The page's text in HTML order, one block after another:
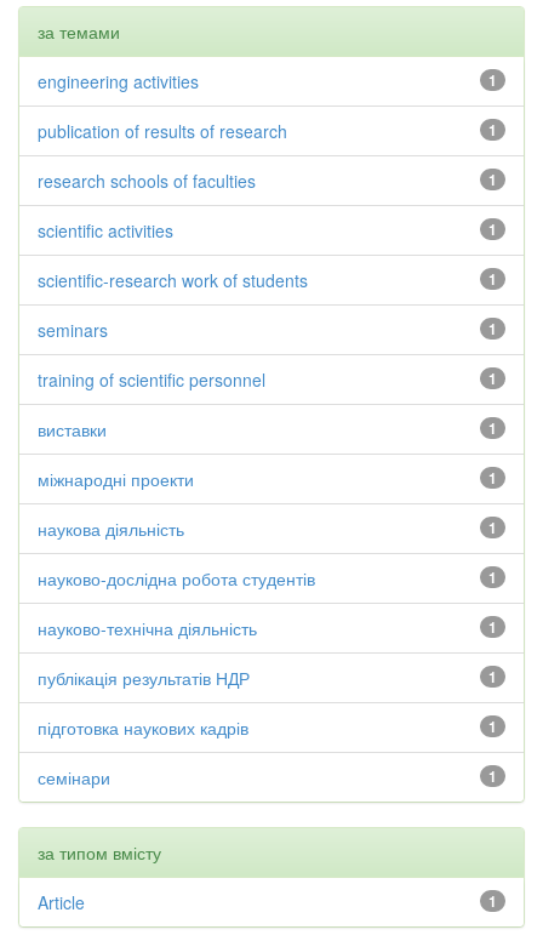
за темами
1
engineering activities
1
publication of results of research
1
research schools of faculties
1
scientific activities
1
scientific-research work of students
1
seminars
1
training of scientific personnel
1
виставки
1
міжнародні проекти
1
наукова діяльність
1
науково-дослідна робота студентів
1
науково-технічна діяльність
1
публікація результатів НДР
1
підготовка наукових кадрів
1
семінари
за типом вмісту
1
Article